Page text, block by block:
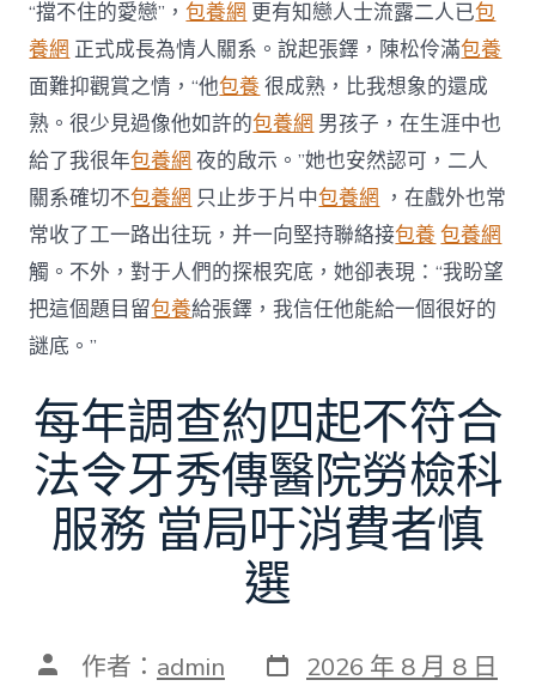
“擋不住的愛戀”，包養網 更有知戀人士流露二人已包
養網 正式成長為情人關系。說起張鐸，陳松伶滿包養
面難抑觀賞之情，“他包養 很成熟，比我想象的還成
熟。很少見過像他如許的包養網 男孩子，在生涯中也
給了我很年包養網 夜的啟示。”她也安然認可，二人
關系確切不包養網 只止步于片中包養網 ，在戲外也常
常收了工一路出往玩，并一向堅持聯絡接包養 包養網
觸。不外，對于人們的探根究底，她卻表現：“我盼望
把這個題目留包養給張鐸，我信任他能給一個很好的
謎底。”
每年調查約四起不符合
法令牙秀傳醫院勞檢科
服務 當局吁消費者慎
選
文 作者： admin 發
2026 年 8 月 8 日